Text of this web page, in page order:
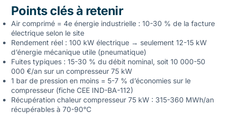
Points clés à retenir
Air comprimé = 4e énergie industrielle : 10-30 % de la facture
électrique selon le site
Rendement réel : 100 kW électrique → seulement 12-15 kW
d’énergie mécanique utile (pneumatique)
Fuites typiques : 15-30 % du débit nominal, soit 10 000-50
000 €/an sur un compresseur 75 kW
1 bar de pression en moins = 5-7 % d’économies sur le
compresseur (fiche CEE IND-BA-112)
Récupération chaleur compresseur 75 kW : 315-360 MWh/an
récupérables à 70-90°C